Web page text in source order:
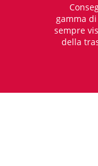
gamma
sempre
della